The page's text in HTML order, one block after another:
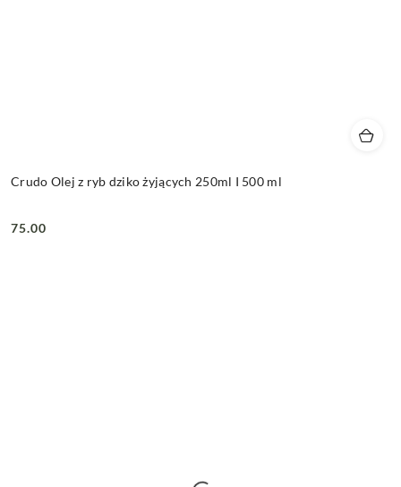
Crudo Olej z ryb dziko żyjących 250ml I 500 ml
Cena:
75.00